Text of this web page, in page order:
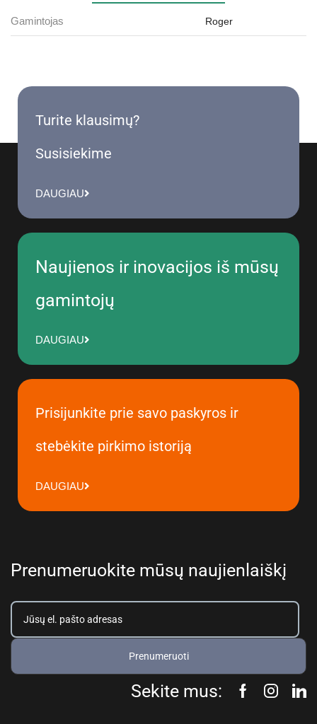
Gamintojas Roger
Turite klausimų?
Susisiekime
DAUGIAU
Naujienos ir inovacijos iš mūsų
gamintojų
DAUGIAU
Prisijunkite prie savo paskyros ir
stebėkite pirkimo istoriją
DAUGIAU
Prenumeruokite mūsų naujienlaiškį
Prenumeruoti
Sekite mus: